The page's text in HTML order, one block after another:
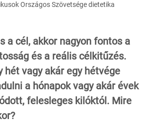
Országos Szövetsége dietetika
a cél, akkor nagyon fontos a
és a reális célkitűzés.
hét vagy akár egy hétvége
a hónapok vagy akár évek
felesleges kilóktól. Mire